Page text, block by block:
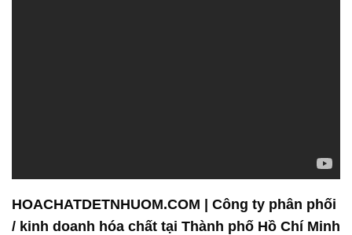
HOACHATDETNHUOM.COM | Công ty phân phối
/ kinh doanh hóa chất tại Thành phố Hồ Chí Minh